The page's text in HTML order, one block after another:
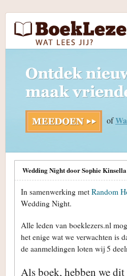
of
Wedding Night door Sophie Kinsella
In samenwerking met Random
Wedding Night.
Alle leden van boeklezers.nl
het enige wat we verwachten is
de aanmeldingen loten wij 5
Als boek, hebben we